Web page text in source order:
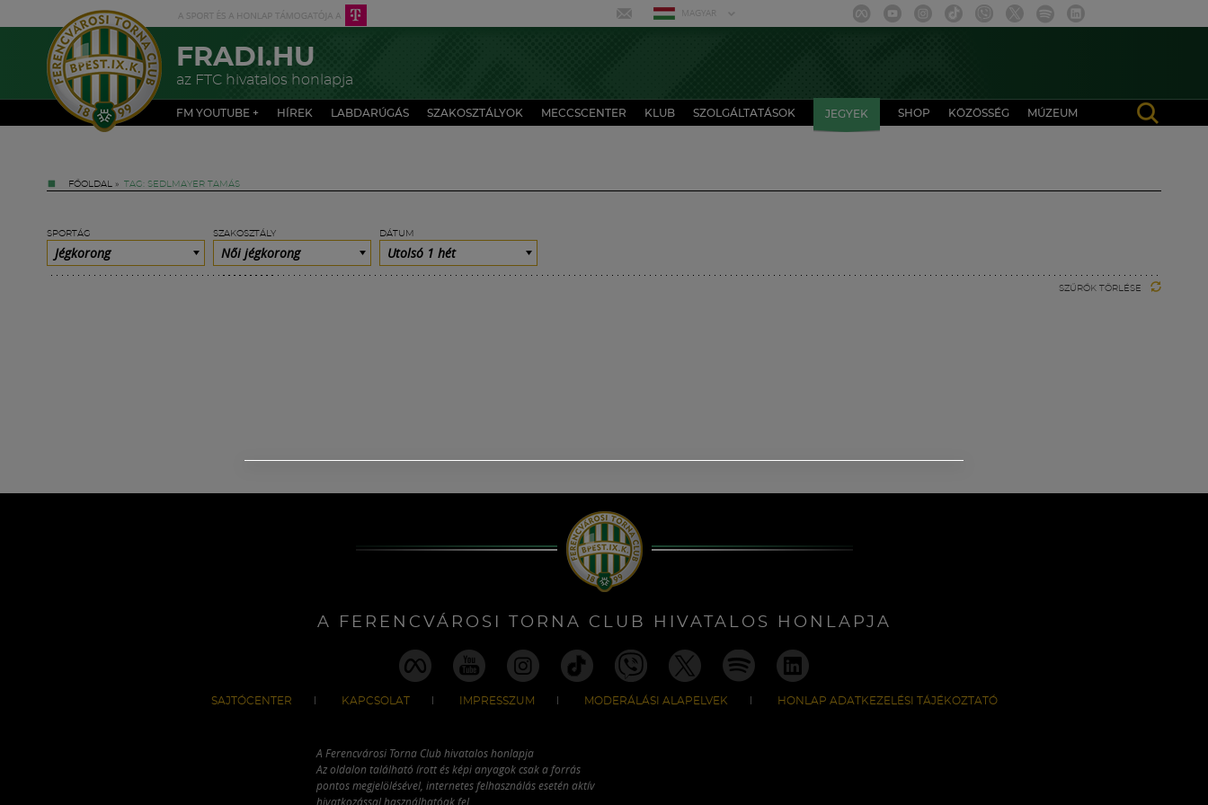
MAGYAR
FRADI.HU
az FTC hivatalos honlapja
FM YOUTUBE + HÍREK LABDARÚGÁS SZAKOSZTÁLYOK MECCSCENTER KLUB SZOLGÁLTATÁSOK JEGYEK SHOP KÖZÖSSÉG MÚZEUM
FŐOLDAL » TAG: SEDLMAYER TAMÁS
SPORTÁG
Jégkorong
SZAKOSZTÁLY
Női jégkorong
DÁTUM
Utolsó 1 hét
SZŰRŐK TÖRLÉSE
A FERENCVÁROSI TORNA CLUB HIVATALOS HONLAPJA
SAJTÓCENTER KAPCSOLAT IMPRESSZUM MODERÁLÁSI ALAPELVEK HONLAP ADATKEZELÉSI TÁJÉKOZTATÓ
A Ferencvárosi Torna Club hivatalos honlapja
Az oldalon található írott és képi anyagok csak a forrás
pontos megjelölésével, internetes felhasználás esetén aktív
hivatkozással használhatóak fel.